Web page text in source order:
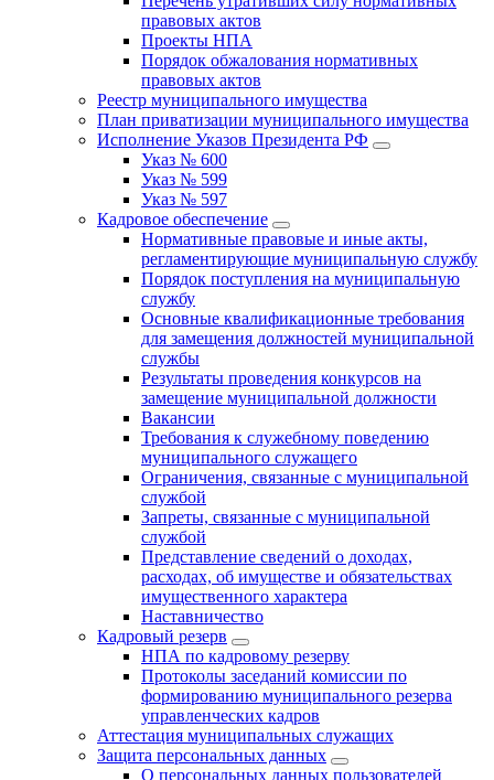
правовых актов
Проекты НПА
Порядок обжалования нормативных
правовых актов
Реестр муниципального имущества
План приватизации муниципального имущества
Исполнение Указов Президента РФ
Указ № 600
Указ № 599
Указ № 597
Кадровое обеспечение
Нормативные правовые и иные акты,
регламентирующие муниципальную службу
Порядок поступления на муниципальную
службу
Основные квалификационные требования
для замещения должностей муниципальной
службы
Результаты проведения конкурсов на
замещение муниципальной должности
Вакансии
Требования к служебному поведению
муниципального служащего
Ограничения, связанные с муниципальной
службой
Запреты, связанные с муниципальной
службой
Представление сведений о доходах,
расходах, об имуществе и обязательствах
имущественного характера
Наставничество
Кадровый резерв
НПА по кадровому резерву
Протоколы заседаний комиссии по
формированию муниципального резерва
управленческих кадров
Аттестация муниципальных служащих
Защита персональных данных
О персональных данных пользователей